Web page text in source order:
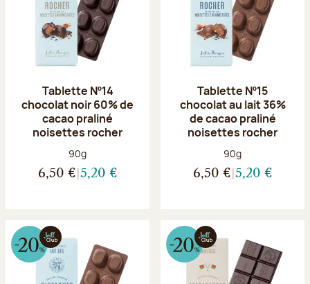
Tablette Nº14
chocolat noir 60% de
cacao praliné
noisettes rocher
Poids net :
90g
6,50 € 5,20 €
Tablette Nº15
chocolat au lait 36%
de cacao praliné
noisettes rocher
Poids net :
90g
6,50 € 5,20 €